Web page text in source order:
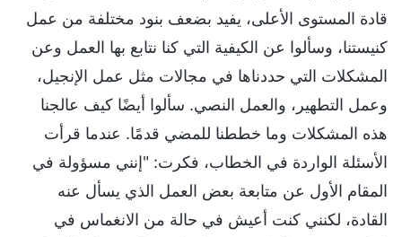
قادة المستوى الأعلى، يفيد بضعف بنود مختلفة من عمل
كنيستنا، وسألوا عن الكيفية التي كنا نتابع بها العمل وعن
المشكلات التي حددناها في مجالات مثل عمل الإنجيل،
وعمل التطهير، والعمل النصي. سألوا أيضًا كيف عالجنا
هذه المشكلات وما خططنا للمضي قدمًا. عندما قرأت
الأسئلة الواردة في الخطاب، فكرت: "إنني مسؤولة في
المقام الأول عن متابعة بعض العمل الذي يسأل عنه
القادة، لكنني كنت أعيش في حالة من الانغماس في